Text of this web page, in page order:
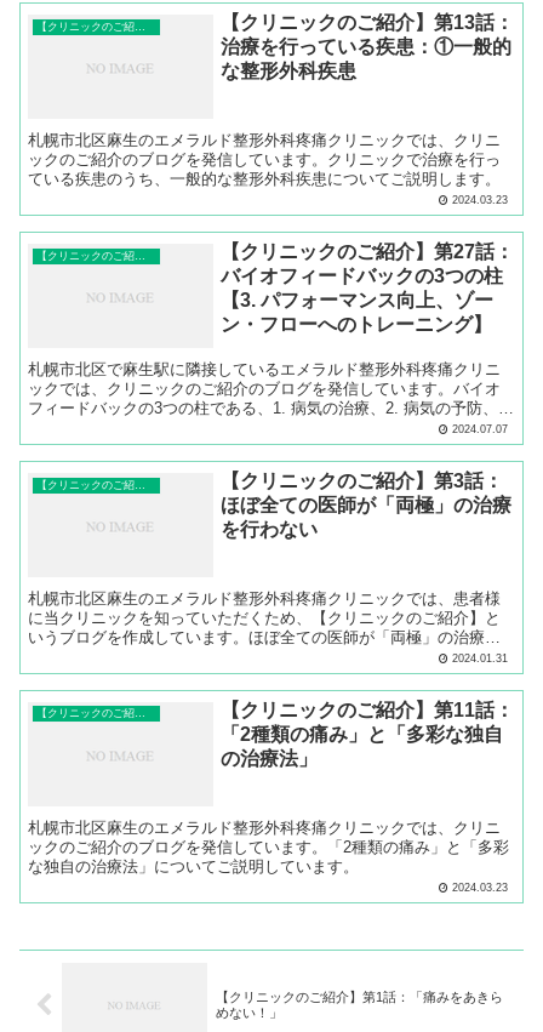
【クリニックのご紹介】
【クリニックのご紹介】第13話：
治療を行っている疾患：①一般的
な整形外科疾患
札幌市北区麻生のエメラルド整形外科疼痛クリニックでは、クリニ
ックのご紹介のブログを発信しています。クリニックで治療を行っ
ている疾患のうち、一般的な整形外科疾患についてご説明します。
2024.03.23
【クリニックのご紹介】
【クリニックのご紹介】第27話：
バイオフィードバックの3つの柱
【3. パフォーマンス向上、ゾー
ン・フローへのトレーニング】
札幌市北区で麻生駅に隣接しているエメラルド整形外科疼痛クリニ
ックでは、クリニックのご紹介のブログを発信しています。バイオ
フィードバックの3つの柱である、1. 病気の治療、2. 病気の予防、3.
パフォーマンス向上、ゾーン・フローへのトレーニングのうち、【3.
パフォーマンス向上、ゾーン・フローへのトレーニング】 について
ご説明します。
2024.07.07
【クリニックのご紹介】
【クリニックのご紹介】第3話：
ほぼ全ての医師が「両極」の治療
を行わない
札幌市北区麻生のエメラルド整形外科疼痛クリニックでは、患者様
に当クリニックを知っていただくため、【クリニックのご紹介】と
いうブログを作成しています。ほぼ全ての医師が「両極」の治療を
2024.01.31
【クリニックのご紹介】
【クリニックのご紹介】第11話：
「2種類の痛み」と「多彩な独自
の治療法」
札幌市北区麻生のエメラルド整形外科疼痛クリニックでは、クリニ
ックのご紹介のブログを発信しています。「2種類の痛み」と「多彩
な独自の治療法」についてご説明しています。
2024.03.23
【クリニックのご紹介】第1話：「痛みをあきら
めない！」